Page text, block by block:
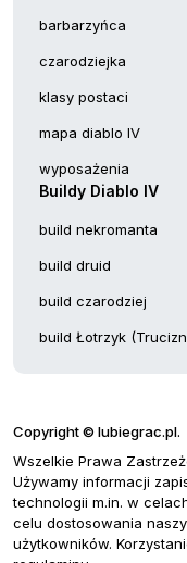
barbarzyńca
czarodziejka
klasy postaci
mapa diablo IV
wyposażenia
Buildy Diablo IV
build nekromanta
build druid
build czarodziej
build Łotrzyk
Copyright © lubiegrac.pl.
Wszelkie Prawa
Używamy informacji
technologii m.in. w
celu dostosowania
użytkowników.